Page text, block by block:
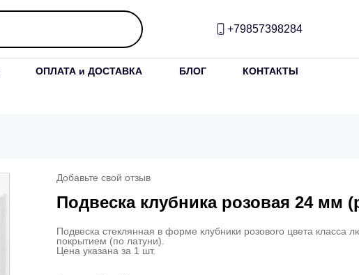
+79857398284
ОПЛАТА и ДОСТАВКА БЛОГ КОНТАКТЫ
Добавьте свой отзыв
Подвеска клубника розовая 24 мм
Подвеска стеклянная в форме клубники розового цвета класса
покрытием (по латуни).
Цена указана за 1 шт.